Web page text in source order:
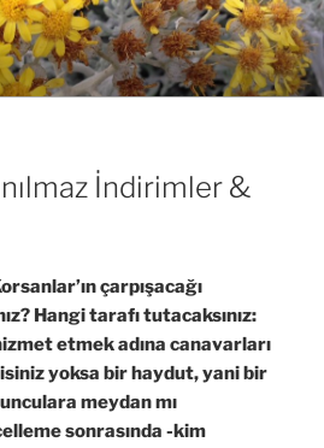
İndirimler &
çarpışacağı
Hangi tarafı tutacaksınız:
etmek adına canavarları
yoksa bir haydut, yani bir
meydan mı
sonrasında -kim